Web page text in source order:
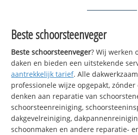
Beste schoorsteenveger
Beste schoorsteenveger? Wij werken
daken en bieden een uitstekende
aantrekkelijk tarief. Alle
professionele wijze opgepakt,
denken aan reparatie van
schoorsteenreiniging,
dakgevelreiniging,
schoonmaken en andere reparatie-